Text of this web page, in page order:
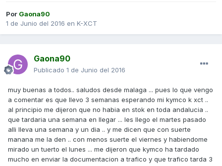
Por Gaona90
1 de Junio del 2016 en K-XCT
Gaona90
Publicado 1 de Junio del 2016
muy buenas a todos.. saludos desde malaga ... pues lo que vengo
a comentar es que llevo 3 semanas esperando mi kymco k xct ..
al principio me dijeron que no habia en stok en toda andalucia ..
que tardaria una semana en llegar ... les llego el martes pasado
alli lleva una semana y un dia .. y me dicen que con suerte
manana me la den .. con menos suerte el viernes y habiendome
mirado un tuerto el lunes ... me dijeron que kymco ha tardado
mucho en enviar la documentacion a trafico y que trafico tarda 3